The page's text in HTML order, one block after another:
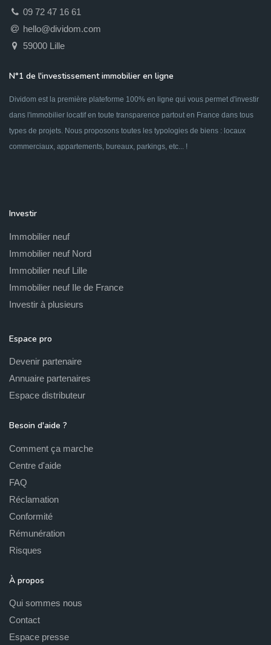
09 72 47 16 61
hello@dividom.com
59000 Lille
N°1 de l'investissement immobilier en ligne
Dividom est la première plateforme 100% en ligne qui vous permet d'investir
dans l'immobilier locatif en toute transparence partout en France dans tous
types de projets. Nous proposons toutes les typologies de biens : locaux
commerciaux, appartements, bureaux, parkings, etc... !
Investir
Immobilier neuf
Immobilier neuf Nord
Immobilier neuf Lille
Immobilier neuf Ile de France
Investir à plusieurs
Espace pro
Devenir partenaire
Annuaire partenaires
Espace distributeur
Besoin d'aide ?
Comment ça marche
Centre d'aide
FAQ
Réclamation
Conformité
Rémunération
Risques
À propos
Qui sommes nous
Contact
Espace presse